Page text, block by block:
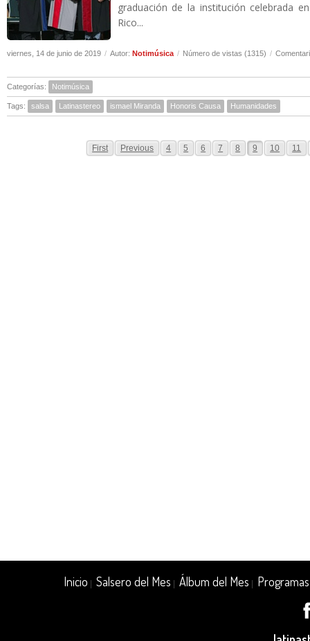
graduación de la institución celebrada
Rico...
viernes, 14 de junio de 2019 / Autor: Notimúsica / Número de vistas (1315) /
Categorías: Notimúsica
Tags: salsa Latinastereo ismael Miranda Honoris Causa Humanidades
First Previous 4 5 6 7 8 9 10 11
Inicio |Salsero del Mes |Álbum del Mes Programas